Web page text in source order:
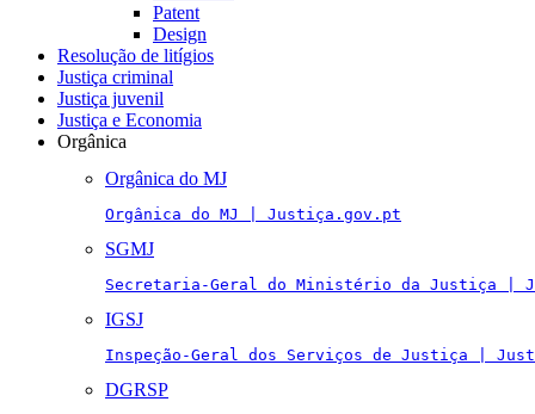
Patent
Design
Resolução de litígios
Justiça criminal
Justiça juvenil
Justiça e Economia
Orgânica
Orgânica do MJ
Orgânica do MJ | Justiça.gov.pt
SGMJ
Secretaria-Geral do Ministério da Justiça |
IGSJ
Inspeção-Geral dos Serviços de Justiça |
DGRSP